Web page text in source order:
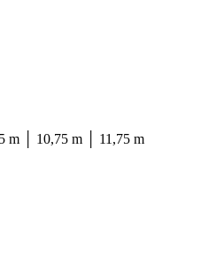
m │ 10,75 m │ 11,75 m